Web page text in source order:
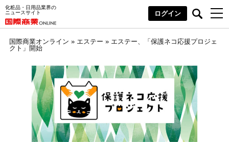
化粧品・日用品業界の
ニュースサイト
ログイン
国際商業オンライン » エステー » エステー、「保護ネコ応援プロジェ
クト」開始